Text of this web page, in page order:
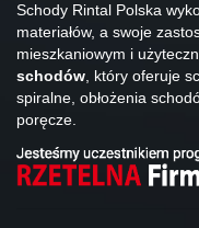
Schody Rintal Polska
materiałów, a swoje
mieszkaniowym i
schodów, który oferuje
spiralne, obłożenia
poręcze.